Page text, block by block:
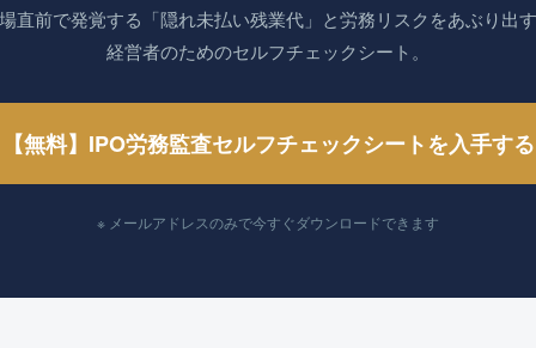
直前で発覚する「隠れ未払い残業代」と労務リスクをあぶり出
経営者のためのセルフチェックシート。
【無料】IPO労務監査セルフチェックシートを入手する
※ メールアドレスのみで今すぐダウンロードできます